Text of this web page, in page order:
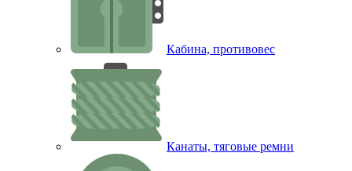
Кабина, противовес
Канаты, тяговые ремни